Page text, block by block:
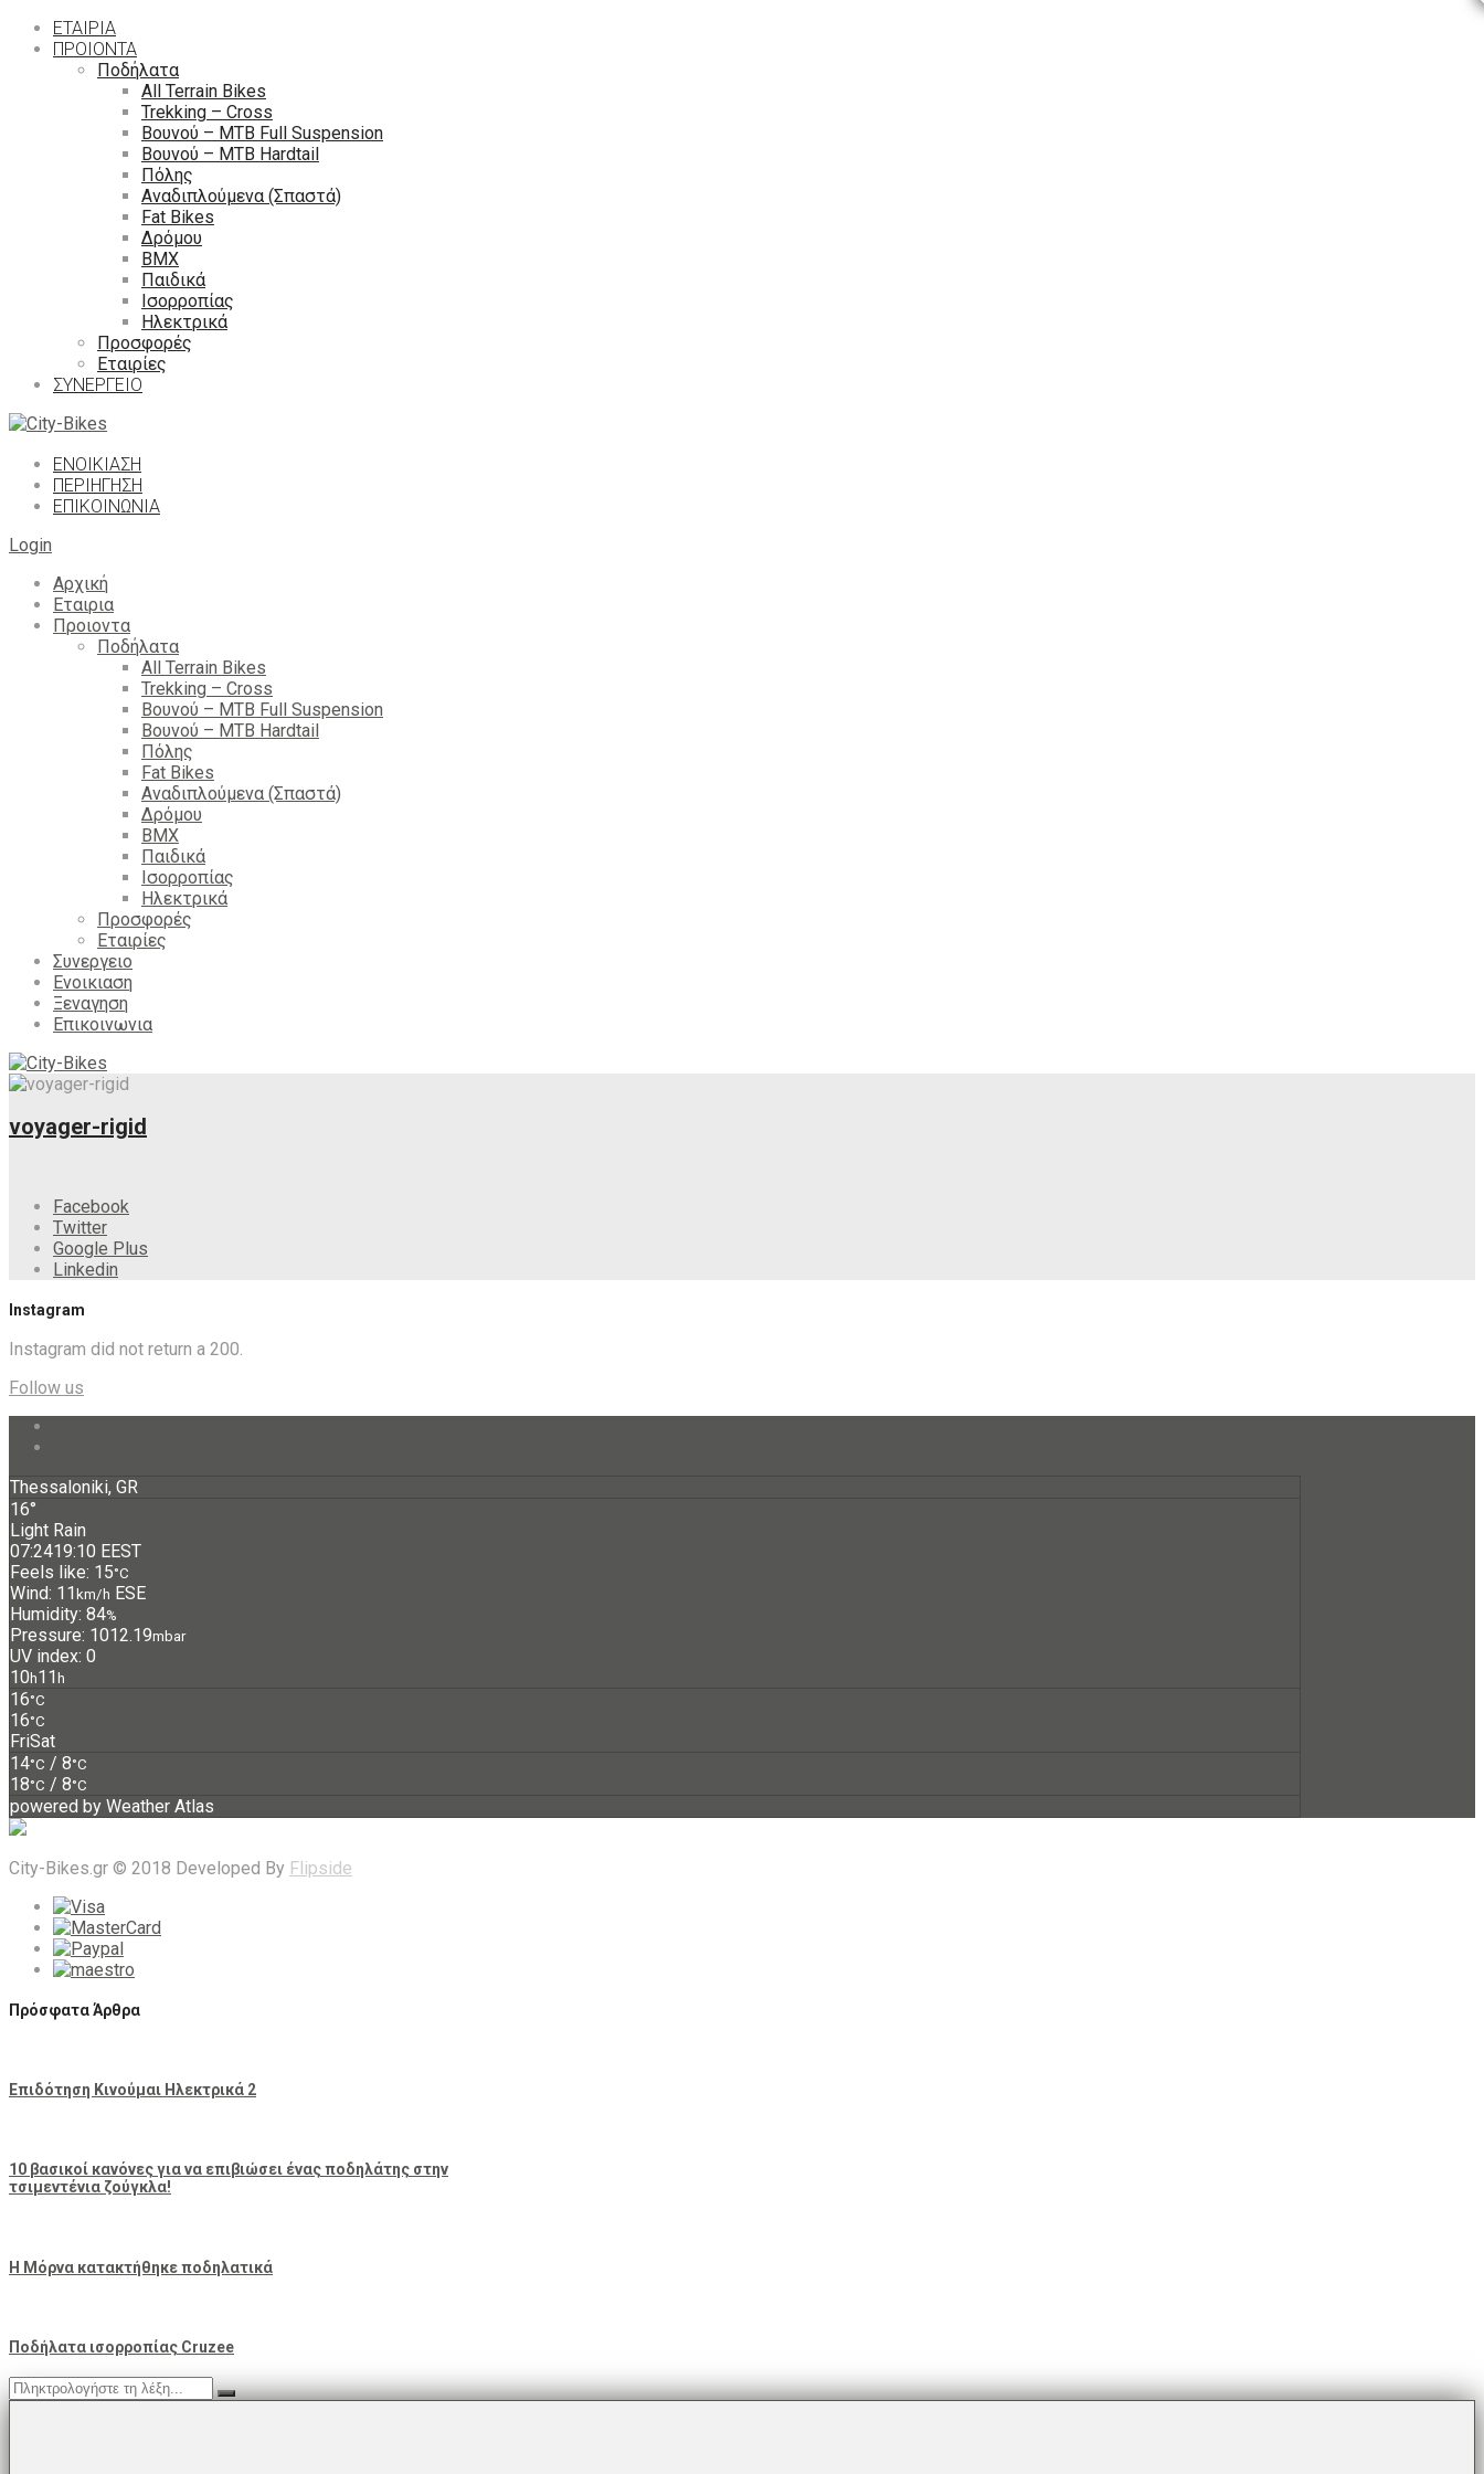
ΕΤΑΙΡΙΑ
ΠΡΟΙΟΝΤΑ
Ποδήλατα
All Terrain Bikes
Trekking – Cross
Βουνού – MTB Full Suspension
Βουνού – MTB Hardtail
Πόλης
Αναδιπλούμενα (Σπαστά)
Fat Bikes
Δρόμου
ΒΜΧ
Παιδικά
Ισορροπίας
Ηλεκτρικά
Προσφορές
Εταιρίες
ΣΥΝΕΡΓΕΙΟ
ΕΝΟΙΚΙΑΣΗ
ΠΕΡΙΉΓΗΣΗ
ΕΠΙΚΟΙΝΩΝΙΑ
Login
Αρχική
Εταιρια
Προιοντα
Ποδήλατα
All Terrain Bikes
Trekking – Cross
Βουνού – MTB Full Suspension
Βουνού – MTB Hardtail
Πόλης
Fat Bikes
Αναδιπλούμενα (Σπαστά)
Δρόμου
BMX
Παιδικά
Ισορροπίας
Ηλεκτρικά
Προσφορές
Εταιρίες
Συνεργειο
Ενοικιαση
Ξεναγηση
Επικοινωνια
voyager-rigid
Facebook
Twitter
Google Plus
Linkedin
Instagram
Instagram did not return a 200.
Follow us
Thessaloniki, GR
16°
Light Rain
07:2419:10 EEST
Feels like: 15°C
Wind: 11 km/h ESE
Humidity: 84%
Pressure: 1012.19mbar
UV index: 0
10 h11 h
16°C
16°C
FriSat
14°C / 8°C
18°C / 8°C
powered by Weather Atlas
City-Bikes.gr © 2018 Developed By Flipside
Πρόσφατα Άρθρα
Επιδότηση Κινούμαι Ηλεκτρικά 2
10 βασικοί κανόνες για να επιβιώσει ένας ποδηλάτης στην
τσιμεντένια ζούγκλα!
Η Μόρνα κατακτήθηκε ποδηλατικά
Ποδήλατα ισορροπίας Cruzee